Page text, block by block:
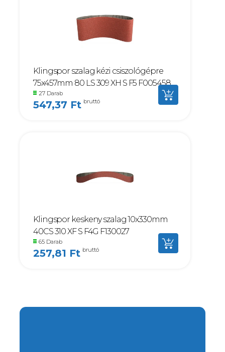
Klingspor szalag kézi csiszológépre
75x457mm 80 LS 309 XH S F5 F005458
27 Darab
547,37 Ft bruttó
Klingspor keskeny szalag 10x330mm
40CS 310 XF S F4G F130027
65 Darab
257,81 Ft bruttó